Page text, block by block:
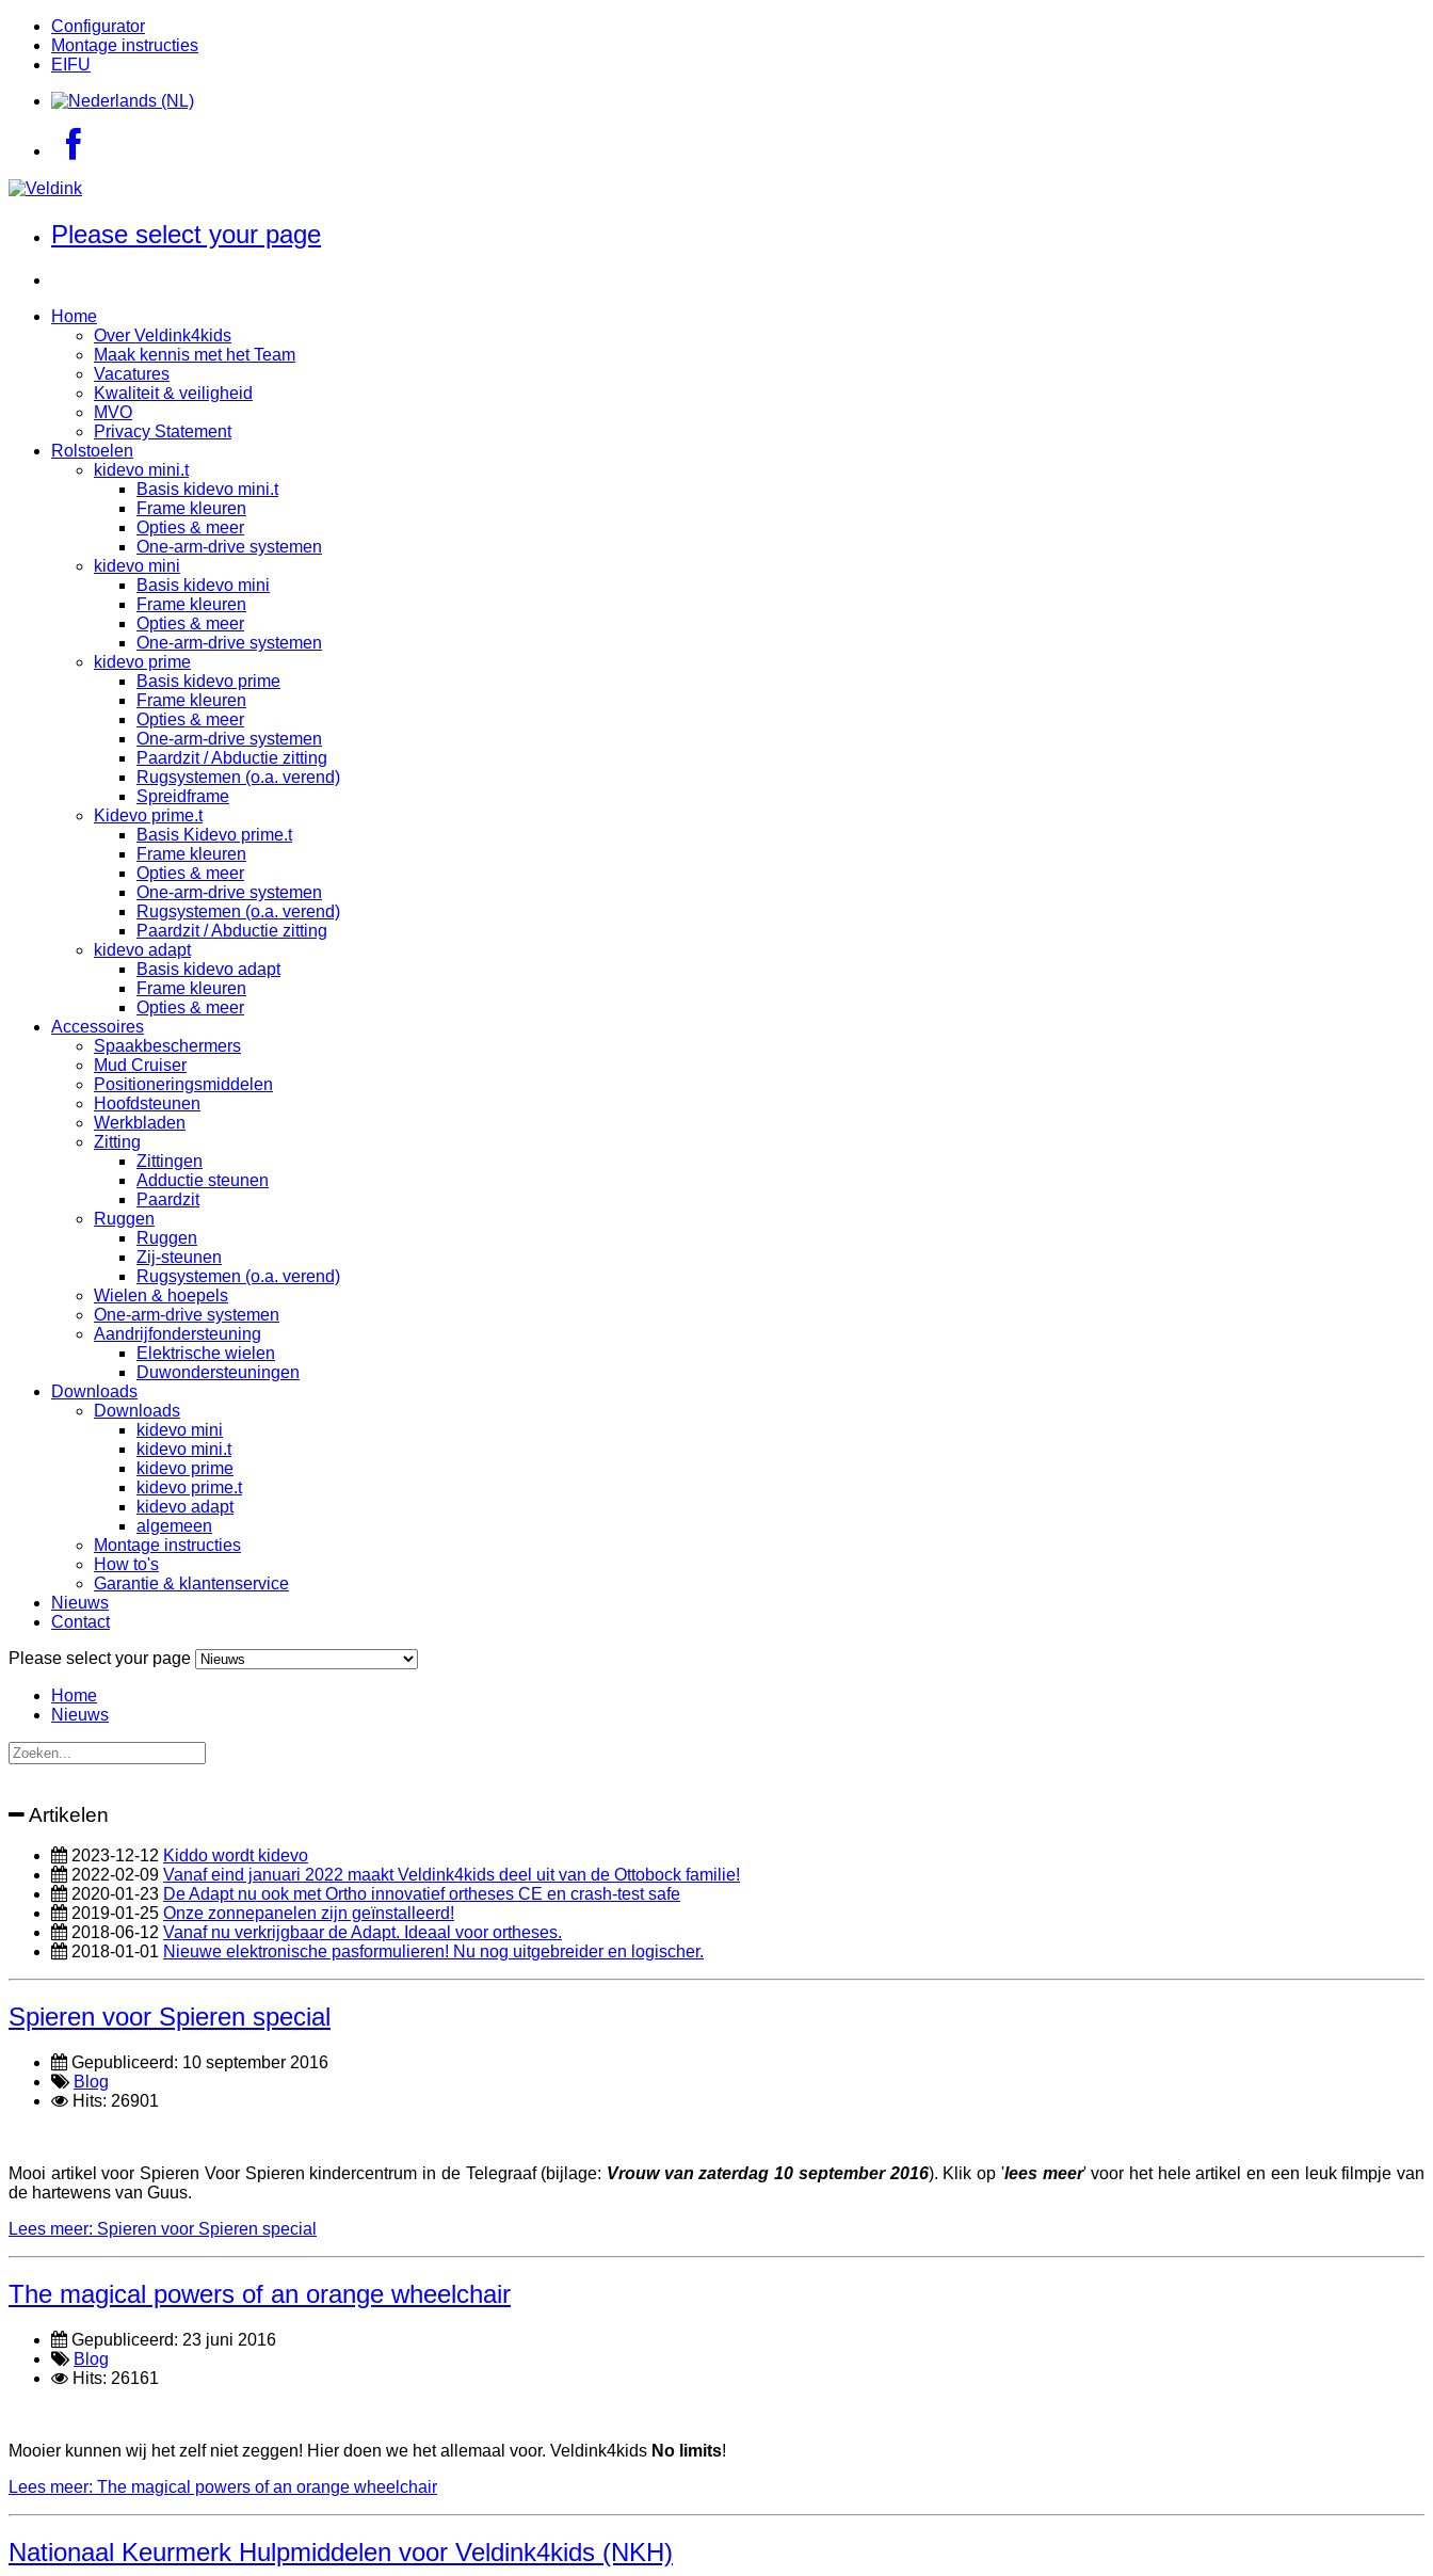
Configurator
Montage instructies
EIFU
Please select your page
Home
Over Veldink4kids
Maak kennis met het Team
Vacatures
Kwaliteit & veiligheid
MVO
Privacy Statement
Rolstoelen
kidevo mini.t
Basis kidevo mini.t
Frame kleuren
Opties & meer
One-arm-drive systemen
kidevo mini
Basis kidevo mini
Frame kleuren
Opties & meer
One-arm-drive systemen
kidevo prime
Basis kidevo prime
Frame kleuren
Opties & meer
One-arm-drive systemen
Paardzit / Abductie zitting
Rugsystemen (o.a. verend)
Spreidframe
Kidevo prime.t
Basis Kidevo prime.t
Frame kleuren
Opties & meer
One-arm-drive systemen
Rugsystemen (o.a. verend)
Paardzit / Abductie zitting
kidevo adapt
Basis kidevo adapt
Frame kleuren
Opties & meer
Accessoires
Spaakbeschermers
Mud Cruiser
Positioneringsmiddelen
Hoofdsteunen
Werkbladen
Zitting
Zittingen
Adductie steunen
Paardzit
Ruggen
Ruggen
Zij-steunen
Rugsystemen (o.a. verend)
Wielen & hoepels
One-arm-drive systemen
Aandrijfondersteuning
Elektrische wielen
Duwondersteuningen
Downloads
Downloads
kidevo mini
kidevo mini.t
kidevo prime
kidevo prime.t
kidevo adapt
algemeen
Montage instructies
How to's
Garantie & klantenservice
Nieuws
Contact
Please select your page
Home
Nieuws
Artikelen
2023-12-12 Kiddo wordt kidevo
2022-02-09 Vanaf eind januari 2022 maakt Veldink4kids deel uit van de Ottobock familie!
2020-01-23 De Adapt nu ook met Ortho innovatief ortheses CE en crash-test safe
2019-01-25 Onze zonnepanelen zijn geïnstalleerd!
2018-06-12 Vanaf nu verkrijgbaar de Adapt. Ideaal voor ortheses.
2018-01-01 Nieuwe elektronische pasformulieren! Nu nog uitgebreider en logischer.
Spieren voor Spieren special
Gepubliceerd: 10 september 2016
Blog
Hits: 26901
Mooi artikel voor Spieren Voor Spieren kindercentrum in de Telegraaf (bijlage: Vrouw van zaterdag 10 september 2016). Klik op 'lees meer' voor het hele artikel en een leuk filmpje van
de hartewens van Guus.
Lees meer: Spieren voor Spieren special
The magical powers of an orange wheelchair
Gepubliceerd: 23 juni 2016
Blog
Hits: 26161
Mooier kunnen wij het zelf niet zeggen! Hier doen we het allemaal voor. Veldink4kids No limits!
Lees meer: The magical powers of an orange wheelchair
Nationaal Keurmerk Hulpmiddelen voor Veldink4kids (NKH)